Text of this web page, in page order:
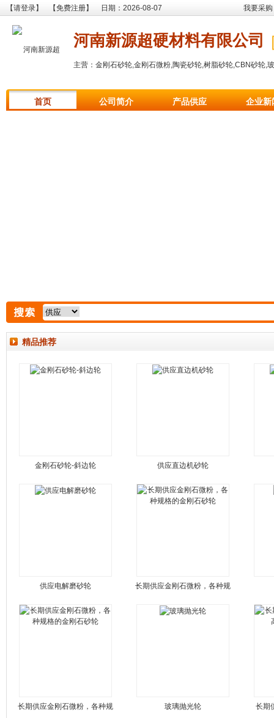
【请登录】 【免费注册】 日期：2026-08-07 我要采购
河南新源超硬材料有限公司
主营：金刚石砂轮,金刚石微粉,陶瓷砂轮,树脂砂轮,CBN砂轮,
首页 公司简介 产品供应 企业新
精品推荐
金刚石砂轮-斜边轮 供应直边机砂轮
供应电解磨砂轮 长期供应金刚石微粉，各种规
长期供应金刚石微粉，各种规 玻璃抛光轮 长期